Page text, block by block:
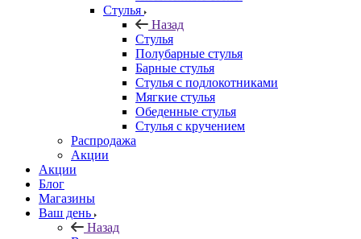
Стулья
Назад
Стулья
Полубарные стулья
Барные стулья
Стулья с подлокотниками
Мягкие стулья
Обеденные стулья
Стулья с кручением
Распродажа
Акции
Акции
Блог
Магазины
Ваш день
Назад